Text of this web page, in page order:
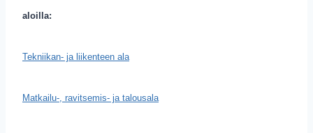
aloilla:
Tekniikan- ja liikenteen ala
Matkailu-, ravitsemis- ja talousala